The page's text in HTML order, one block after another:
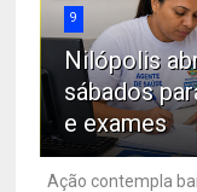
9
Nilópolis
sábados
e exames
Ação contempla